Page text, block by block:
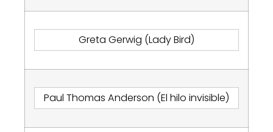
Greta Gerwig (Lady Bird)
Paul Thomas Anderson (El hilo invisible)